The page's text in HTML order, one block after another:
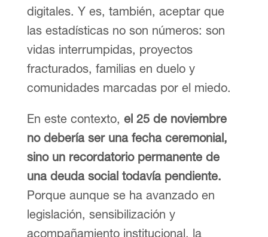
digitales. Y es, también, aceptar que
las estadísticas no son números: son
vidas interrumpidas, proyectos
fracturados, familias en duelo y
comunidades marcadas por el miedo.
En este contexto, el 25 de noviembre
no debería ser una fecha ceremonial,
sino un recordatorio permanente de
una deuda social todavía pendiente.
Porque aunque se ha avanzado en
legislación, sensibilización y
acompañamiento institucional, la